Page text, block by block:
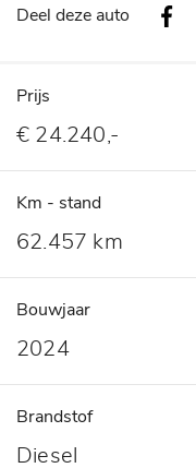
Deel deze auto
Prijs
€ 24.240,-
Km - stand
62.457 km
Bouwjaar
2024
Brandstof
Diesel